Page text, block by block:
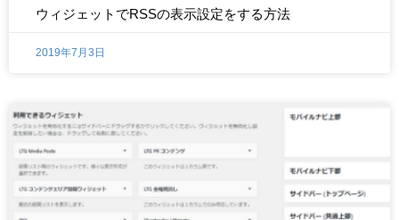
ウィジェットでRSSの表示設定をする方法
2019年7月3日